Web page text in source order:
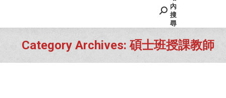
內
搜
尋
Category Archives:碩士班授課教師
You are here: